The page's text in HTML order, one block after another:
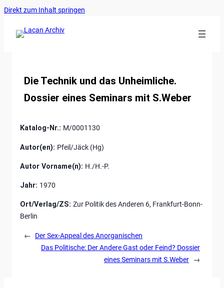
Direkt zum Inhalt springen
Die Technik und das Unheimliche.
Dossier eines Seminars mit S.Weber
Katalog-Nr.: M/0001130
Autor(en): Pfeil/Jäck (Hg)
Autor Vorname(n): H./H.-P.
Jahr: 1970
Ort/Verlag/ZS: Zur Politik des Anderen 6, Frankfurt-Bonn-
Berlin
←
Der Sex-Appeal des Anorganischen
Das Politische: Der Andere Gast oder Feind? Dossier
eines Seminars mit S.Weber
→